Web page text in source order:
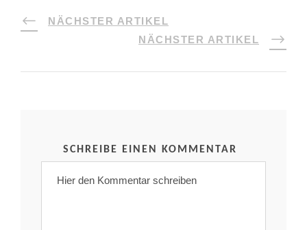
NÄCHSTER ARTIKEL
NÄCHSTER ARTIKEL
SCHREIBE EINEN KOMMENTAR